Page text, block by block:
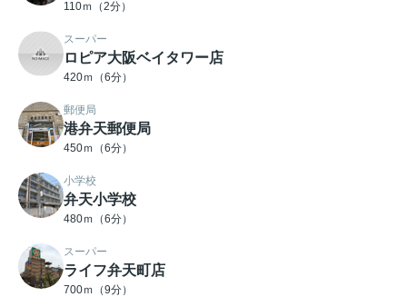
110ｍ（2分）
スーパー
ロピア大阪ベイタワー店
420ｍ（6分）
郵便局
港弁天郵便局
450ｍ（6分）
小学校
弁天小学校
480ｍ（6分）
スーパー
ライフ弁天町店
700ｍ（9分）